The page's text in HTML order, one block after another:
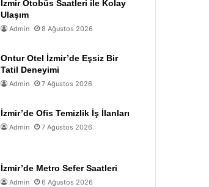
İzmir Otobüs Saatleri ile Kolay
Ulaşım
Admin 8 Ağustos 2026
Ontur Otel İzmir’de Eşsiz Bir
Tatil Deneyimi
Admin 7 Ağustos 2026
İzmir’de Ofis Temizlik İş İlanları
Admin 7 Ağustos 2026
İzmir’de Metro Sefer Saatleri
Admin 6 Ağustos 2026